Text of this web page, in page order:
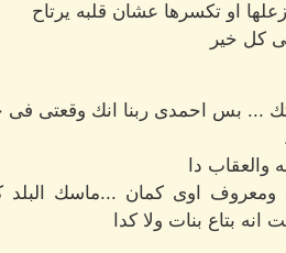
او تكسرها عشان قلبه يرتاح
كل خير
... بس احمدى ربنا انك وقعتى
دا
ومعروف اوى كمان ...ماسك
بتاع بنات ولا كدا